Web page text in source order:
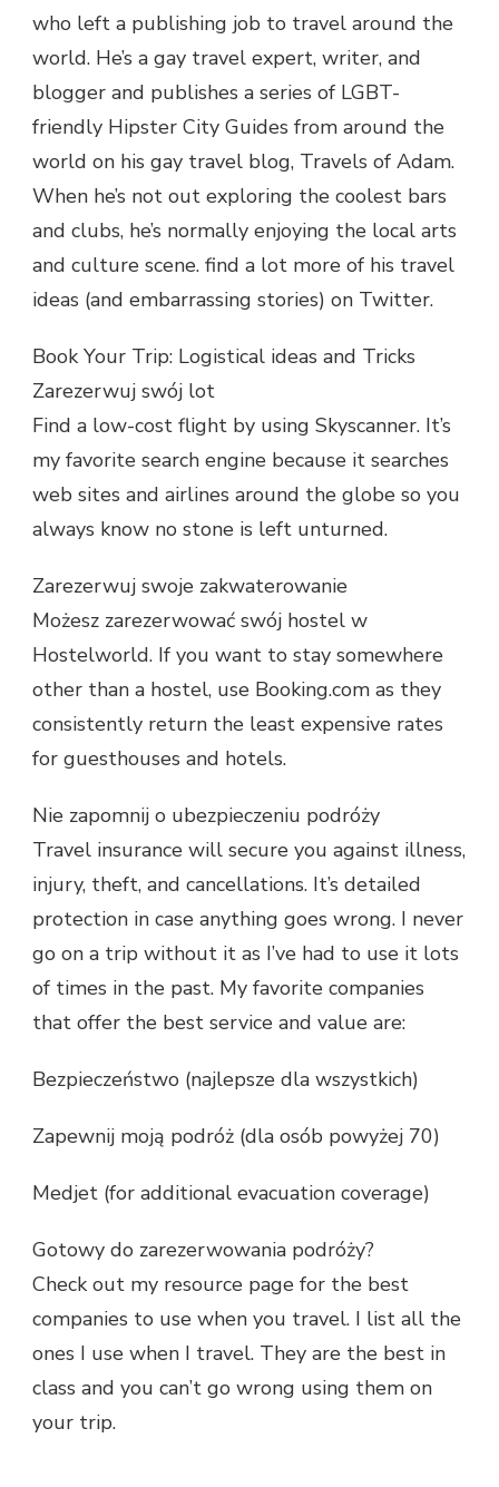
who left a publishing job to travel around the
world. He’s a gay travel expert, writer, and
blogger and publishes a series of LGBT-
friendly Hipster City Guides from around the
world on his gay travel blog, Travels of Adam.
When he’s not out exploring the coolest bars
and clubs, he’s normally enjoying the local arts
and culture scene. find a lot more of his travel
ideas (and embarrassing stories) on Twitter.
Book Your Trip: Logistical ideas and Tricks
Zarezerwuj swój lot
Find a low-cost flight by using Skyscanner. It’s
my favorite search engine because it searches
web sites and airlines around the globe so you
always know no stone is left unturned.
Zarezerwuj swoje zakwaterowanie
Możesz zarezerwować swój hostel w
Hostelworld. If you want to stay somewhere
other than a hostel, use Booking.com as they
consistently return the least expensive rates
for guesthouses and hotels.
Nie zapomnij o ubezpieczeniu podróży
Travel insurance will secure you against illness,
injury, theft, and cancellations. It’s detailed
protection in case anything goes wrong. I never
go on a trip without it as I’ve had to use it lots
of times in the past. My favorite companies
that offer the best service and value are:
Bezpieczeństwo (najlepsze dla wszystkich)
Zapewnij moją podróż (dla osób powyżej 70)
Medjet (for additional evacuation coverage)
Gotowy do zarezerwowania podróży?
Check out my resource page for the best
companies to use when you travel. I list all the
ones I use when I travel. They are the best in
class and you can’t go wrong using them on
your trip.